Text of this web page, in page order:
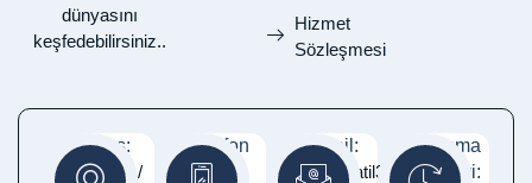
dünyasını
keşfedebilirsiniz..
Hizmet
Sözleşmesi
Adres:
Fethiye /
Telefon
:
E-Mail:
Info@tatil365gun.com
Çalışma
Saatleri: